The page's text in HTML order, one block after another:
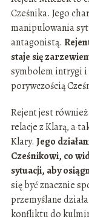
Cześnika. Jego
manipulowania
antagonistą.
staje się
symbolem intrygi
porywczością
Rejent jest
relacje z Klarą, a
Klary. Jego
Cześnikowi, co
sytuacji, aby
się być znacznie
przemyślane
konfliktu do